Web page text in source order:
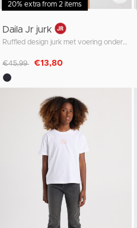
20% extra from 2 items
Daila Jr jurk
Afgeprijsd van
€45,99 naar
€13,80